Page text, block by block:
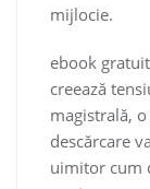
mijlocie.
ebook
creează
magistrală,
descărcare
uimitor cum